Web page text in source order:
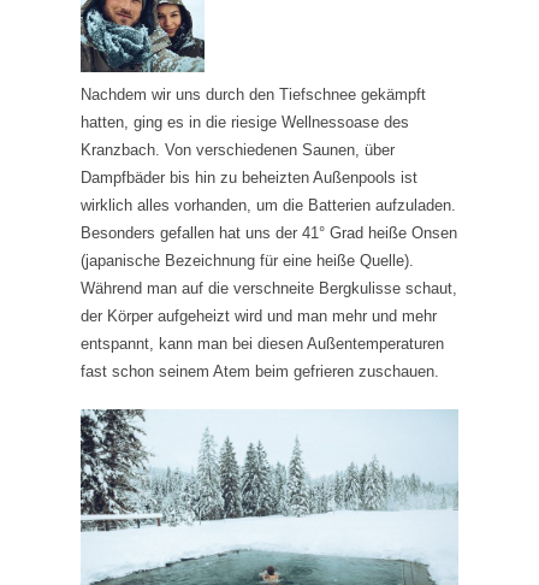
Nachdem wir uns durch den Tiefschnee gekämpft
hatten, ging es in die riesige Wellnessoase des
Kranzbach. Von verschiedenen Saunen, über
Dampfbäder bis hin zu beheizten Außenpools ist
wirklich alles vorhanden, um die Batterien aufzuladen.
Besonders gefallen hat uns der 41° Grad heiße Onsen
(japanische Bezeichnung für eine heiße Quelle).
Während man auf die verschneite Bergkulisse schaut,
der Körper aufgeheizt wird und man mehr und mehr
entspannt, kann man bei diesen Außentemperaturen
fast schon seinem Atem beim gefrieren zuschauen.